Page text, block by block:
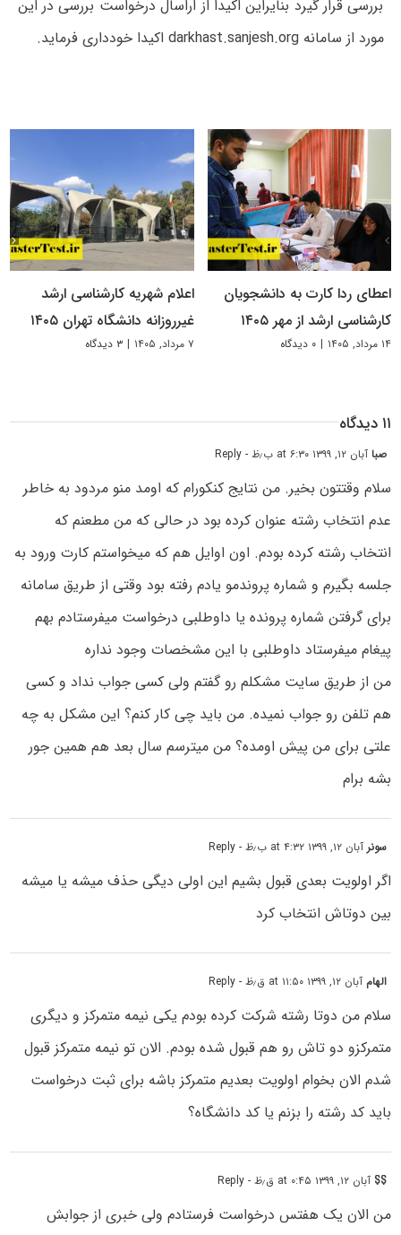
بررسی قرار گیرد بنایراین اکیدا از اراسال درخواست بررسی در این
مورد از سامانه darkhast.sanjesh.org اکیدا خودداری فرماید.
اعطای ردا کارت به دانشجویان
کارشناسی ارشد از مهر ۱۴۰۵
۱۴ مرداد, ۱۴۰۵ | ۰ دیدگاه
اعلام شهریه کارشناسی ارشد
غیرروزانه دانشگاه تهران ۱۴۰۵
۷ مرداد, ۱۴۰۵ | ۳ دیدگاه
۱۱ دیدگاه
صباآبان ۱۲, ۱۳۹۹ at ۶:۳۰ ب٫ظ - Reply
سلام وقتتون بخیر. من نتایج کنکورام که اومد منو مردود به خاطر
عدم انتخاب رشته عنوان کرده بود در حالی که من مطعنم که
انتخاب رشته کرده بودم. اون اوایل هم که میخواستم کارت ورود به
جلسه بگیرم و شماره پروندمو یادم رفته بود وقتی از طریق سامانه
برای گرفتن شماره پرونده یا داوطلبی درخواست میفرستادم بهم
پیغام میفرستاد داوطلبی با این مشخصات وجود نداره
من از طریق سایت مشکلم رو گفتم ولی کسی جواب نداد و کسی
هم تلفن رو جواب نمیده. من باید چی کار کنم؟ این مشکل به چه
علتی برای من پیش اومده؟ من میترسم سال بعد هم همین جور
بشه برام
سونرآبان ۱۲, ۱۳۹۹ at ۴:۳۲ ب٫ظ - Reply
اگر اولویت بعدی قبول بشیم این اولی دیگی حذف میشه یا میشه
بین دوتاش انتخاب کرد
الهام آبان ۱۲, ۱۳۹۹ at ۱۱:۵۰ ق٫ظ - Reply
سلام من دوتا رشته شرکت کرده بودم یکی نیمه متمرکز و دیگری
متمرکزو دو تاش رو هم قبول شده بودم. الان تو نیمه متمرکز قبول
شدم الان بخوام اولویت بعدیم متمرکز باشه برای ثبت درخواست
باید کد رشته را بزنم یا کد دانشگاه؟
$$ آبان ۱۲, ۱۳۹۹ at ۰:۴۵ ق٫ظ - Reply
من الان یک هفتس درخواست فرستادم ولی خبری از جوابش